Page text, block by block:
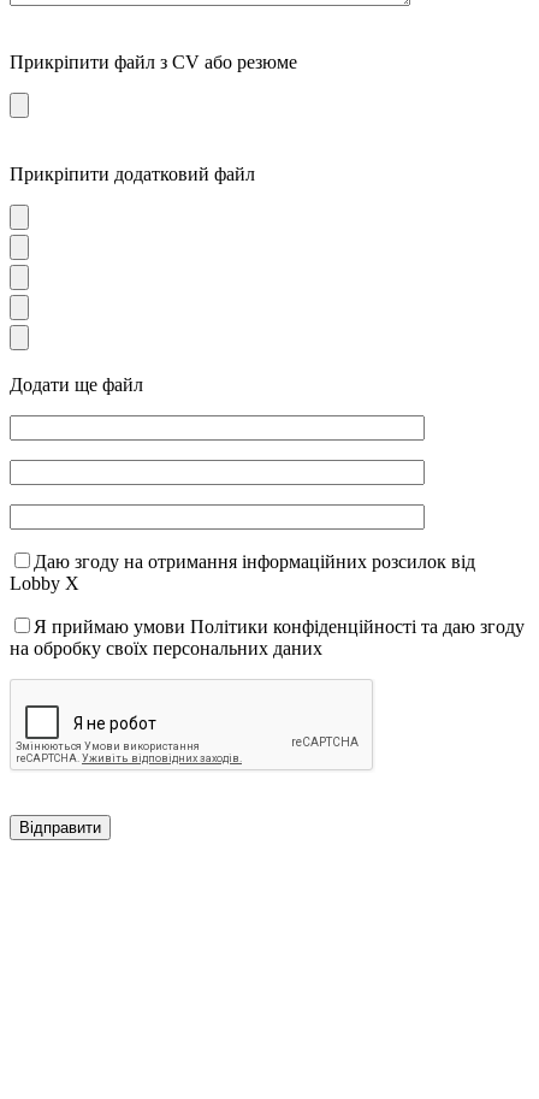
Прикріпити файл з CV або резюме
Прикріпити додатковий файл
Додати ще файл
Даю згоду на отримання інформаційних розсилок від
Lobby X
Я приймаю умови Політики конфіденційності та даю згоду
на обробку своїх персональних даних